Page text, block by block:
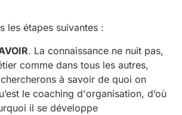
les étapes suivantes :
. La connaissance ne nuit pas,
comme dans tous les autres,
à savoir de quoi on
le coaching d'organisation, d’où
il se développe